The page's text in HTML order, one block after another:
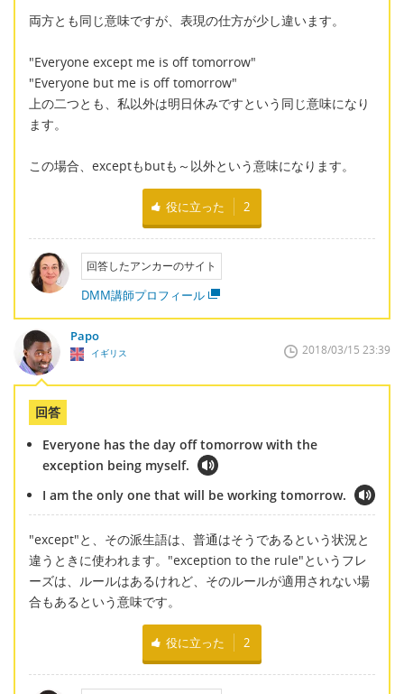
両方とも同じ意味ですが、表現の仕方が少し違います。
"Everyone except me is off tomorrow"
"Everyone but me is off tomorrow"
上の二つとも、私以外は明日休みですという同じ意味になり
ます。
この場合、exceptもbutも～以外という意味になります。
役に立った 2
回答したアンカーのサイト
DMM講師プロフィール
Papo
イギリス 2018/03/15 23:39
回答
Everyone has the day off tomorrow with the
exception being myself.
I am the only one that will be working tomorrow.
"except"と、その派生語は、普通はそうであるという状況と
違うときに使われます。"exception to the rule"というフレ
ーズは、ルールはあるけれど、そのルールが適用されない場
合もあるという意味です。
役に立った 2